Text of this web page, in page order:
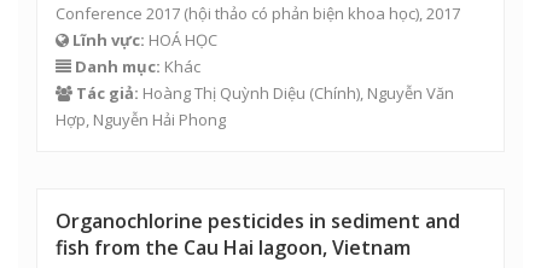
Conference 2017 (hội thảo có phản biện khoa học), 2017
Lĩnh vực: HOÁ HỌC
Danh mục: Khác
Tác giả: Hoàng Thị Quỳnh Diệu (Chính), Nguyễn Văn
Hợp, Nguyễn Hải Phong
Organochlorine pesticides in sediment and
fish from the Cau Hai lagoon, Vietnam